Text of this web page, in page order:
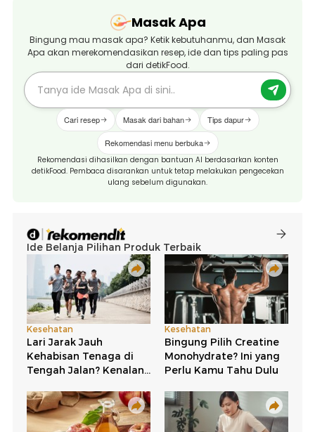
Masak Apa
Bingung mau masak apa? Ketik kebutuhanmu, dan Masak
Apa akan merekomendasikan resep, ide dan tips paling pas
dari detikFood.
Cari resep Masak dari bahan Tips dapur
Rekomendasi menu berbuka
Rekomendasi dihasilkan dengan bantuan AI berdasarkan konten
detikFood. Pembaca disarankan untuk tetap melakukan pengecekan
ulang sebelum digunakan.